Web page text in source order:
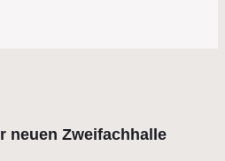
neuen Zweifachhalle